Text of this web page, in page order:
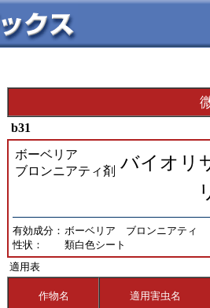
b31
ボーベリア
ブロンニアティ剤 バイオリ
有効成分： ボーベリア ブロンニアティ
性状：
類白色シート
適用表
作物名 適用害虫名